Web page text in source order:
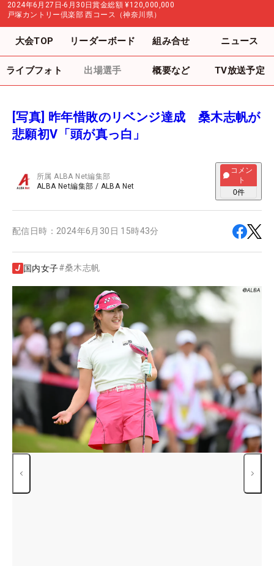
2024年6月27日-6月30日賞金総額 ¥120,000,000
戸塚カントリー倶楽部 西コース（神奈川県）
大会TOP リーダーボード 組み合せ ニュース
ライブフォト 出場選手 概要など TV放送予定
[写真] 昨年惜敗のリベンジ達成 桑木志帆が
悲願初V「頭が真っ白」
所属ALBA Net編集部
ALBA Net編集部 / ALBA Net
コメン
ト
0件
配信日時： 2024年6月30日 15時43分
国内女子#桑木志帆